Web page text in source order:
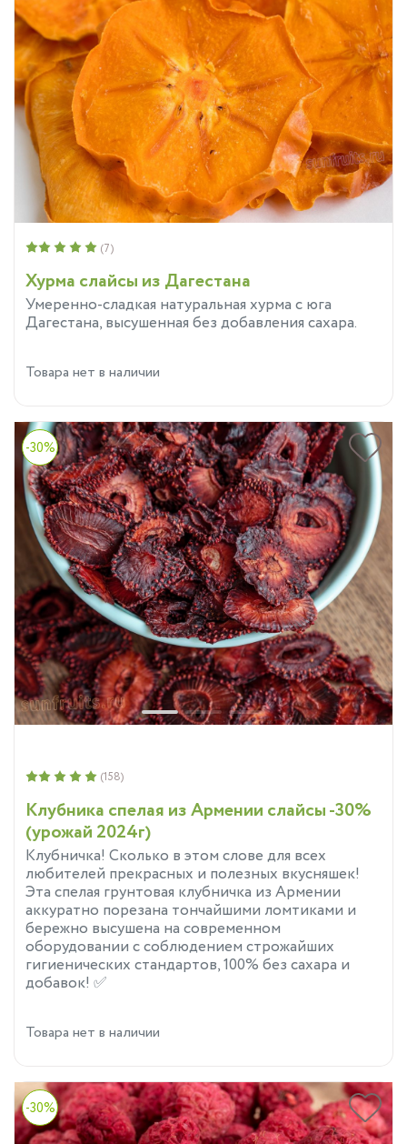
Хурма слайсы из Дагестана
Умеренно-сладкая натуральная хурма с юга
Дагестана, высушенная без добавления сахара.
(7)
Товара нет в наличии
-30%
Клубника спелая из Армении слайсы -30%
(урожай 2024г)
Клубничка! Сколько в этом слове для всех
любителей прекрасных и полезных вкусняшек!
Эта спелая грунтовая клубничка из Армении
аккуратно порезана тончайшими ломтиками и
бережно высушена на современном
оборудовании с соблюдением строжайших
гигиенических стандартов, 100% без сахара и
добавок! ✅
(158)
Товара нет в наличии
-30%